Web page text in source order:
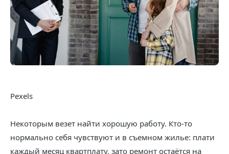
Pexels
Некоторым везет найти хорошую работу. Кто-то
нормально себя чувствуют и в съемном жилье: плати
каждый месяц квартплату, зато ремонт остаётся на